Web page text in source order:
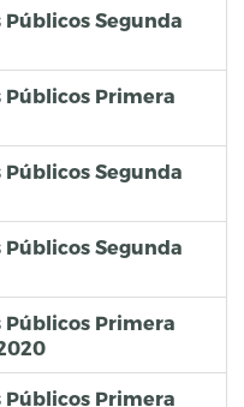
Segunda
Primera
Segunda
Segunda
Primera
Primera